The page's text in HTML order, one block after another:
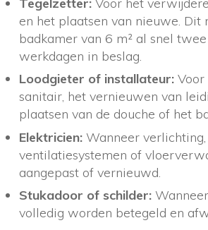
Tegelzetter: Voor het
en het plaatsen van nieuwe. Dit
badkamer van 6 m² al snel
werkdagen in beslag.
Loodgieter of installateur: Voor
sanitair, het vernieuwen van
plaatsen van de douche of het
Elektricien: Wanneer verlichting,
ventilatiesystemen of
aangepast of vernieuwd.
Stukadoor of schilder:
volledig worden betegeld en